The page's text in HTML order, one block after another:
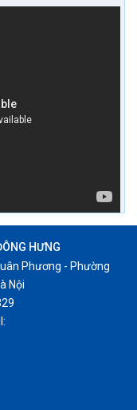
HƯNG
Phương - Phường
Nội